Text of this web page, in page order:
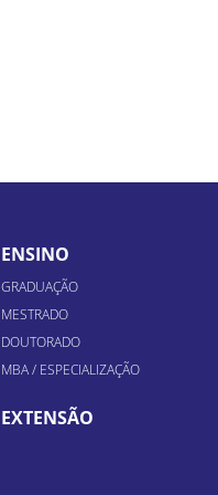
ENSINO
GRADUAÇÃO
MESTRADO
DOUTORADO
MBA / ESPECIALIZAÇÃO
EXTENSÃO